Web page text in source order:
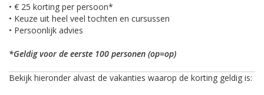
• € 25 korting per persoon*
• Keuze uit heel veel tochten en cursussen
• Persoonlijk advies
*Geldig voor de eerste 100 personen (op=op)
Bekijk hieronder alvast de vakanties waarop de korting geldig is: